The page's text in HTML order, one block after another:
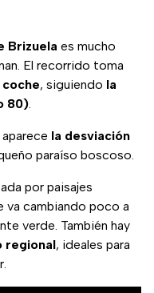
Brizuela es mucho
El recorrido toma
coche, siguiendo la
80).
aparece la desviación
paraíso boscoso.
por paisajes
va cambiando poco a
verde. También hay
regional, ideales para